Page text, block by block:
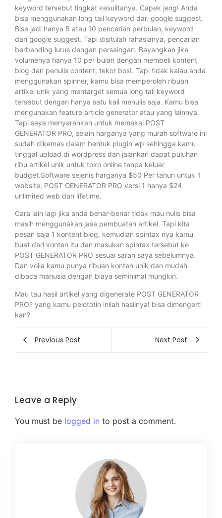
keyword tersebut tingkat kesulitanya. Capek jeng! Anda
bisa menggunakan long tail keyword dari google suggest.
Bisa jadi hanya 5 atau 10 pencarian perbulan, keyword
dari google suggest. Tapi disitulah rahasianya, pencarian
berbanding lurus dengan persaingan. Bayangkan jika
volumenya hanya 10 per bulan dengan membeli kontent
blog dari penulis content, tekor bos!. Tapi tidak kalau anda
menggunakan spinner, kamu bisa memperoleh ribuan
artikel unik yang mentarget semua long tail keyword
tersebut dengan hanya satu kali menulis saja. Kamu bisa
mengunakan feature article generator atau yang lainnya.
Tapi saya menyarankan untuk memakai POST
GENERATOR PRO, selain harganya yang murah software ini
sudah dikemas dalam bentuk plugin wp sehingga kamu
tinggal upload di wordpress dan jalankan dapat puluhan
ribu artikel unik untuk toko online tanpa keluar
budget.Software sejenis harganya $50 Per tahun untuk 1
website, POST GENERATOR PRO versi 1 hanya $24
unlimited web dan lifetime.
Cara lain lagi jika anda benar-benar tidak mau nulis bisa
masih menggunakan jasa pembuatan artikel. Tapi kita
pesan saja 1 kontent blog, kemudian spintax nya kamu
buat dari konten itu dan masukan spintax tersebut ke
POST GENERATOR PRO sesuai saran saya sebelumnya.
Dan voila kamu punya ribuan konten unik dan mudah
dibaca manusia dengan biaya seminimal mungkin.
Mau tau hasil artikel yang digenerate POST GENERATOR
PRO? yang kamu pelototin inilah hasilnya! bisa dimengerti
kan?
Previous Post Next Post
Leave a Reply
You must be logged in to post a comment.